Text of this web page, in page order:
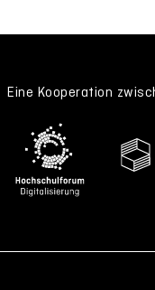
Eine Kooperation